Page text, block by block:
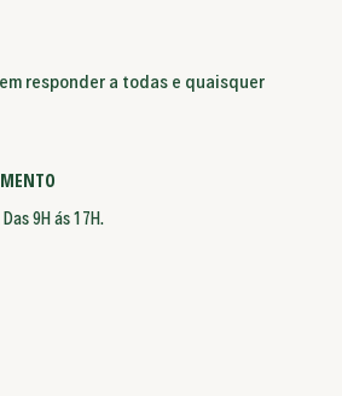
responder a todas e quaisquer
9H ás 17H.